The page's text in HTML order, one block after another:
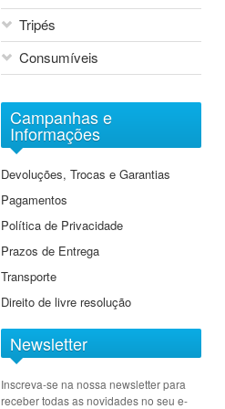
Cine Lenses
Tilt & Shift
Extensores
Objectivas EF-M
Grande Angular
Standard
Standard Zoom
Tele Zoom
Tripés
Consumíveis
Arquivo Digital Sony
DVD
Baterias
Cartões de Memória
Cassetes
Campanhas e
Informações
Devoluções, Trocas e Garantias
Pagamentos
Política de Privacidade
Prazos de Entrega
Transporte
Direito de livre resolução
Newsletter
Inscreva-se na nossa newsletter para
receber todas as novidades no seu e-